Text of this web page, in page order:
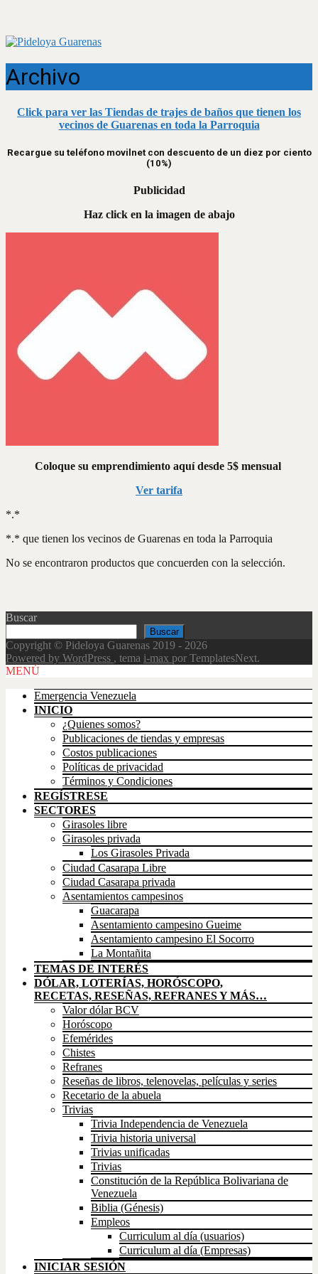
Archivo
Click para ver las Tiendas de trajes de baños que tienen los
vecinos de Guarenas en toda la Parroquia
Recargue su teléfono movilnet con descuento de un diez por ciento
(10%)
Publicidad
Haz click en la imagen de abajo
Coloque su emprendimiento aquí desde 5$ mensual
Ver tarifa
*.*
*.* que tienen los vecinos de Guarenas en toda la Parroquia
No se encontraron productos que concuerden con la selección.
Buscar
Buscar
Copyright © Pideloya Guarenas 2019 - 2026
Powered by WordPress , tema i-max por TemplatesNext.
Scroll
MENÚ
Emergencia Venezuela
INICIO
¿Quienes somos?
Publicaciones de tiendas y empresas
Costos publicaciones
Políticas de privacidad
Términos y Condiciones
REGÍSTRESE
SECTORES
Girasoles libre
Girasoles privada
Los Girasoles Privada
Ciudad Casarapa Libre
Ciudad Casarapa privada
Asentamientos campesinos
Guacarapa
Asentamiento campesino Gueime
Asentamiento campesino El Socorro
La Montañita
TEMAS DE INTERÉS
DÓLAR, LOTERÍAS, HORÓSCOPO,
RECETAS, RESEÑAS, REFRANES Y MÁS…
Valor dólar BCV
Horóscopo
Efemérides
Chistes
Refranes
Reseñas de libros, telenovelas, películas y series
Recetario de la abuela
Trivias
Trivia Independencia de Venezuela
Trivia historia universal
Trivias unificadas
Trivias
Constitución de la República Bolivariana de
Venezuela
Biblia (Génesis)
Empleos
Curriculum al día (usuarios)
Curriculum al día (Empresas)
INICIAR SESIÓN